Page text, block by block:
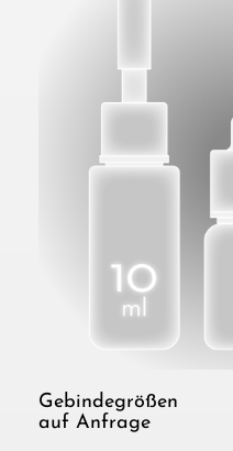
Gebindegrößen
auf Anfrage